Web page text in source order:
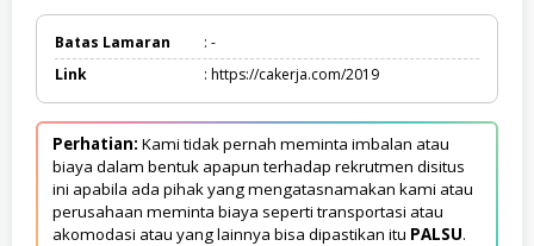
Batas Lamaran
: -
Link
: https://cakerja.com/2019
Perhatian: Kami tidak pernah meminta imbalan atau
biaya dalam bentuk apapun terhadap rekrutmen disitus
ini apabila ada pihak yang mengatasnamakan kami atau
perusahaan meminta biaya seperti transportasi atau
akomodasi atau yang lainnya bisa dipastikan itu PALSU.